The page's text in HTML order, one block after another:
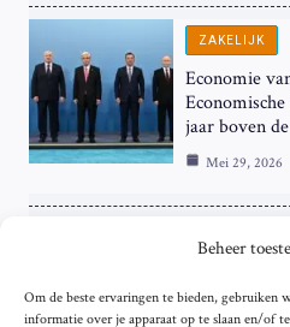
Beheer
Om de beste ervaringen te bieden, gebruiken
informatie over je apparaat op te slaan en/of
ZAKELIJK
Economie
jaar boven
Mei 29, 2026
ZAKELIJK
Hardnekkige